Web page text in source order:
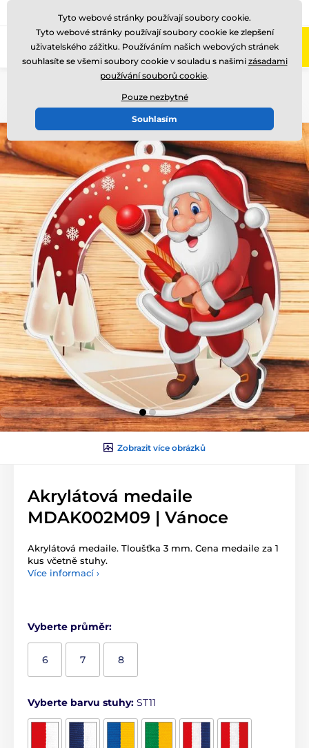
Zavolejte nám (Po-Pá 8-17)
Zobrazit více obrázků
Akrylátová medaile
MDAK002M09 | Vánoce
Akrylátová medaile. Tloušťka 3 mm. Cena medaile za 1
kus včetně stuhy.
Více informací ›
Vyberte průměr:
6 7 8
Vyberte barvu stuhy: ST11
Tyto webové stránky používají soubory cookie.
Tyto webové stránky používají soubory cookie ke zlepšení
uživatelského zážitku. Používáním našich webových stránek
souhlasíte se všemi soubory cookie v souladu s našimi zásadami
používání souborů cookie.
Pouze nezbytné
Souhlasím